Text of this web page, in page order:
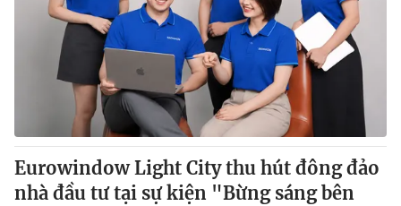
VTV Sức khoẻ Bất động sản
Thị trường 24h Tấm lòng Việt
VTV4 Vươn mình bằng AI
VTV9 VTV8
Eurowindow Light City thu hút đông đảo
nhà đầu tư tại sự kiện "Bừng sáng bên